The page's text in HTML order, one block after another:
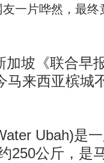
一片哗然，最终
坡《联合早
马来西亚槟城
Ubah)是
250公斤，是